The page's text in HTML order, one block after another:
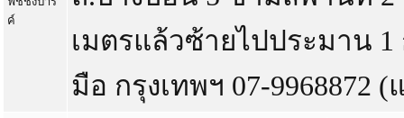
ค์
เมตรแล้วซ้ายไปประมาน
มือ กรุงเทพฯ 07-9968872